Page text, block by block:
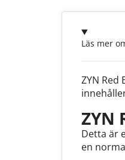
Läs mer
ZYN
ZYN
Detta är
en